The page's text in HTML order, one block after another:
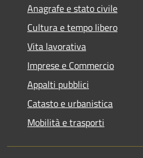
Anagrafe e stato civile
Cultura e tempo libero
Vita lavorativa
Imprese e Commercio
Appalti pubblici
Catasto e urbanistica
Mobilità e trasporti